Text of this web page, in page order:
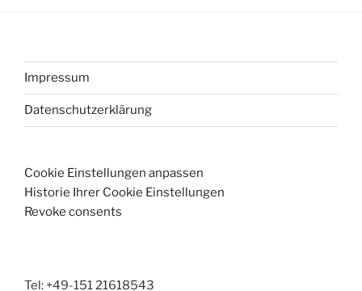
Impressum
Datenschutzerklärung
Cookie Einstellungen anpassen
Historie Ihrer Cookie Einstellungen
Revoke consents
Tel: +49-151 21618543